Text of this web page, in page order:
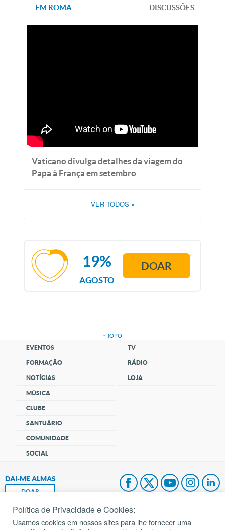
EM ROMA DISCUSSÕES
Vaticano divulga detalhes da viagem do
Papa à França em setembro
VER TODOS »
AGOSTO
19% DOAR
↑ TOPO
EVENTOS
FORMAÇÃO
NOTÍCIAS
MÚSICA
CLUBE
SANTUÁRIO
COMUNIDADE
SOCIAL
TV
RÁDIO
LOJA
DAI-ME ALMAS
DOAR
Fundação João Paulo II
Política de Privacidade e Cookies:
Usamos cookies em nossos sites para lhe fornecer uma